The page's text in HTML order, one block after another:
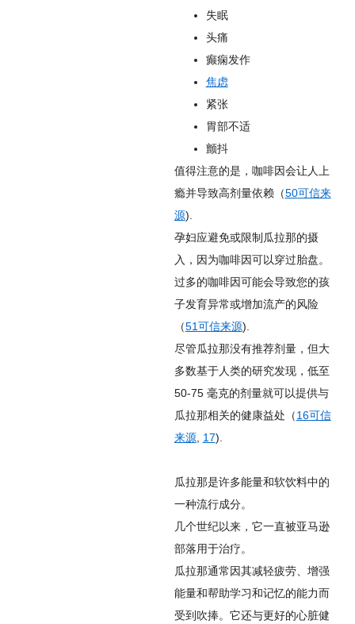
失眠
头痛
癫痫发作
焦虑
紧张
胃部不适
颤抖
值得注意的是，咖啡因会让人上
瘾并导致高剂量依赖（50可信来
源).
孕妇应避免或限制瓜拉那的摄
入，因为咖啡因可以穿过胎盘。
过多的咖啡因可能会导致您的孩
子发育异常或增加流产的风险
（51可信来源).
尽管瓜拉那没有推荐剂量，但大
多数基于人类的研究发现，低至
50-75 毫克的剂量就可以提供与
瓜拉那相关的健康益处（16可信
来源, 17).
瓜拉那是许多能量和软饮料中的
一种流行成分。
几个世纪以来，它一直被亚马逊
部落用于治疗。
瓜拉那通常因其减轻疲劳、增强
能量和帮助学习和记忆的能力而
受到吹捧。它还与更好的心脏健